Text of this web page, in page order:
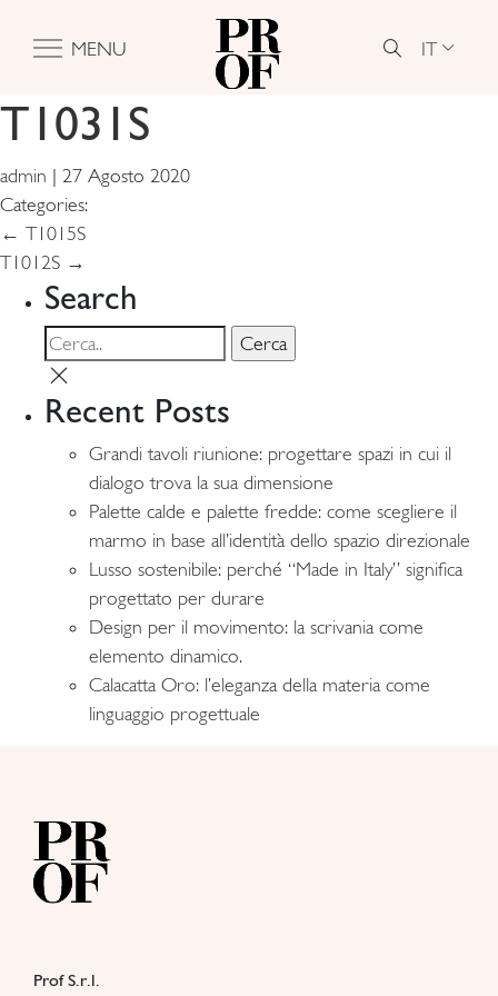
MENU IT
T1031S
admin | 27 Agosto 2020
Categories:
Navigazione
articoli
← T1015S
T1012S →
Search
Recent Posts
Grandi tavoli riunione: progettare spazi in cui il
dialogo trova la sua dimensione
Palette calde e palette fredde: come scegliere il
marmo in base all’identità dello spazio direzionale
Lusso sostenibile: perché “Made in Italy” significa
progettato per durare
Design per il movimento: la scrivania come
elemento dinamico.
Calacatta Oro: l’eleganza della materia come
linguaggio progettuale
Prof S.r.l.